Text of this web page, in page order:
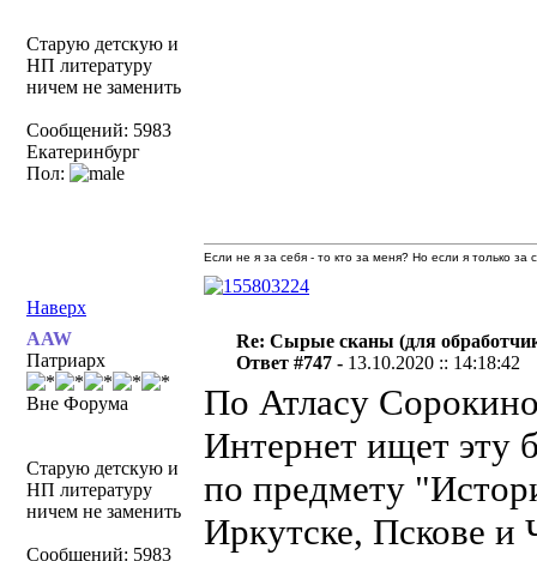
Старую детскую и
НП литературу
ничем не заменить
Сообщений: 5983
Екатеринбург
Пол:
Наверх
Если не я за себя - то кто за меня? Но если я только
AAW
Патриарх
Вне Форума
Старую детскую и
НП литературу
ничем не заменить
Сообщений: 5983
Re: Сырые сканы (для
Ответ #747 - 13.10.2020 :: 14:18:42
По Атласу
Интернет ищет эту
по предмету
Иркутске, Пскове и